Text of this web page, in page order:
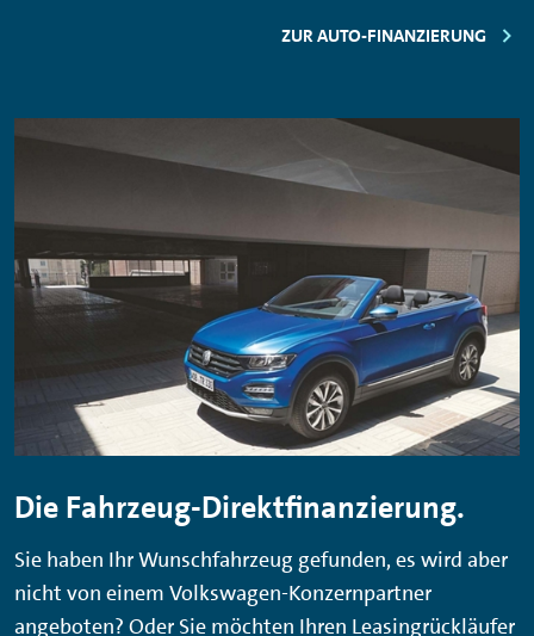
ZUR AUTO-FINANZIERUNG
Die Fahrzeug-Direktfinanzierung.
Sie haben Ihr Wunschfahrzeug gefunden, es wird aber
nicht von einem Volkswagen-Konzernpartner
angeboten? Oder Sie möchten Ihren Leasingrückläufer